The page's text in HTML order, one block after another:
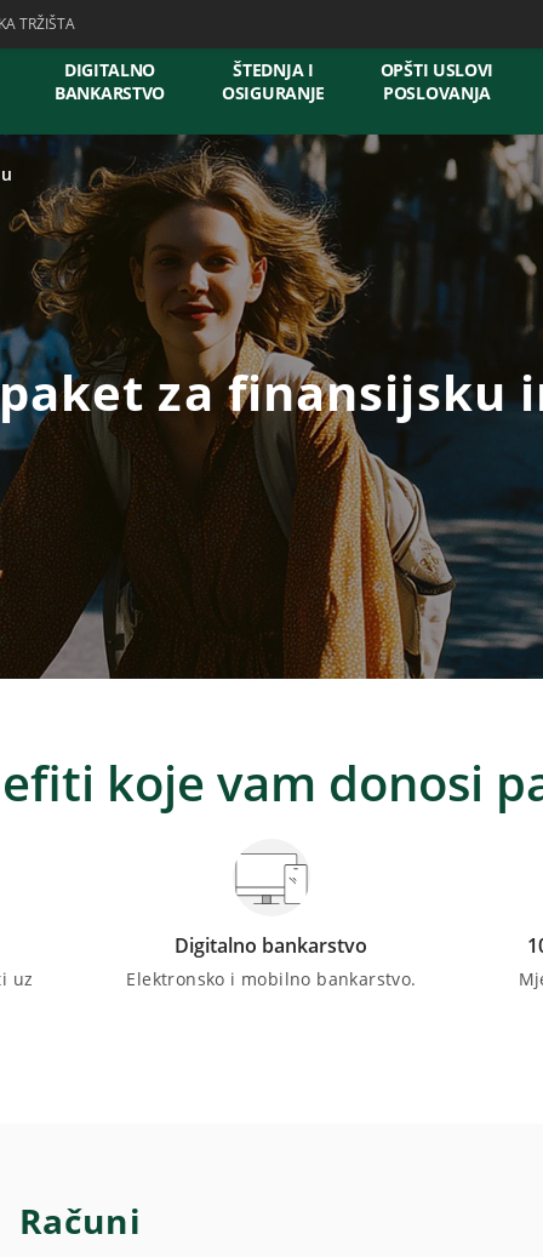
TRŽIŠTA
DIGITALNO
BANKARSTVO
ŠTEDNJA I
OSIGURANJE
OPŠTI USLOVI
POSLOVANJA
za finansijsku
koje vam donosi
uz
Digitalno bankarstvo
Elektronsko i mobilno bankarstvo.
Računi